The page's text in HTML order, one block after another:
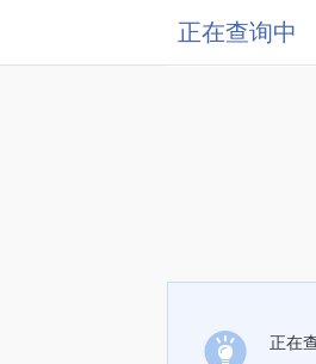
正在查询中
正在